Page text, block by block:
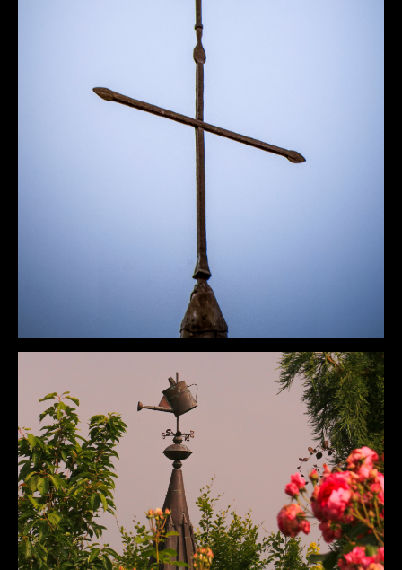
DÉTAILS
DÉTAILS